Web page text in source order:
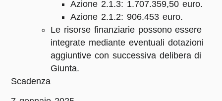
Azione 2.1.3: 1.707.359,50 euro.
Azione 2.1.2: 906.453 euro.
Le risorse finanziarie possono essere
integrate mediante eventuali dotazioni
aggiuntive con successiva delibera di
Giunta.
Scadenza